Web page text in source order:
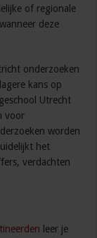
of regionale
deze
onderzoeken
kans op
Utrecht
voor
worden
het
verdachten
leer je